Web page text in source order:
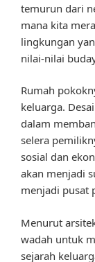
temurun dari
mana kita
lingkungan
nilai-nilai
Rumah
keluarga.
dalam
selera
sosial dan
akan menjadi
menjadi pusat
Menurut
wadah untuk
sejarah